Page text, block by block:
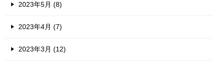
2023年5月 (8)
2023年4月 (7)
2023年3月 (12)